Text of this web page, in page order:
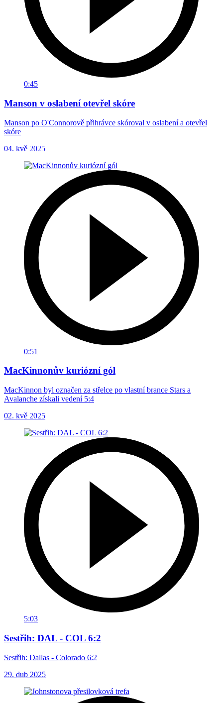
0:45
Manson v oslabení otevřel skóre
Manson po O'Connorově přihrávce skóroval v oslabení a otevřel
skóre
04. kvě 2025
0:51
MacKinnonův kuriózní gól
MacKinnon byl označen za střelce po vlastní brance Stars a
Avalanche získali vedení 5:4
02. kvě 2025
5:03
Sestřih: DAL - COL 6:2
Sestřih: Dallas - Colorado 6:2
29. dub 2025